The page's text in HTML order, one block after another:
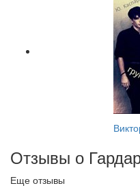
Отзывы о
Еще отзывы